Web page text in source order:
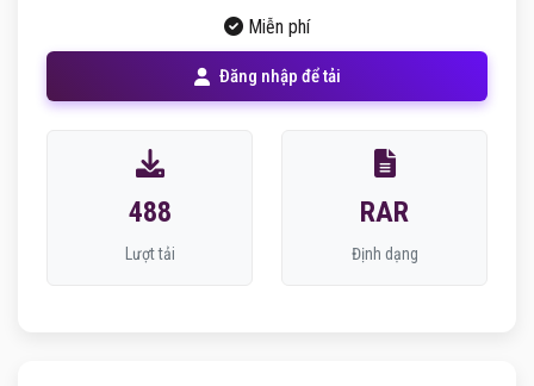
Miễn phí
Đăng nhập để tải
488
Lượt tải
RAR
Định dạng